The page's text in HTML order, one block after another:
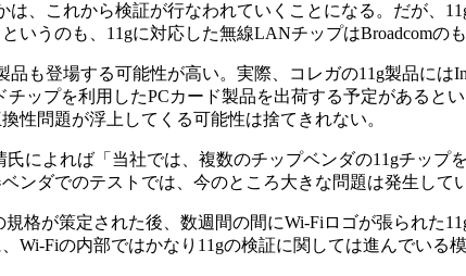
、これから検証が行なわれていくことになる。だが、
いうのも、11gに対応した無線LANチップはBroadcomの
も登場する可能性が高い。実際、コレガの11g製品には
チップを利用したPCカード製品を出荷する予定があると
性問題が浮上してくる可能性は捨てきれない。
によれば「当社では、複数のチップベンダの11gチップ
ンダでのテストでは、今のところ大きな問題は発生して
格が策定された後、数週間の間にWi-Fiロゴが張られた
Wi-Fiの内部ではかなり11gの検証に関しては進んでいる模